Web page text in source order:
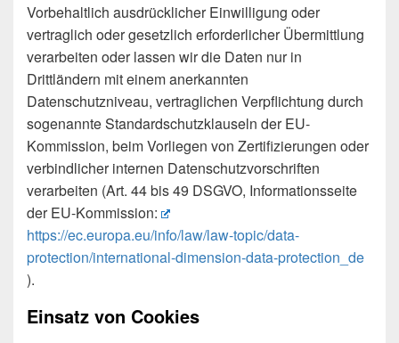
Vorbehaltlich ausdrücklicher Einwilligung oder
vertraglich oder gesetzlich erforderlicher Übermittlung
verarbeiten oder lassen wir die Daten nur in
Drittländern mit einem anerkannten
Datenschutzniveau, vertraglichen Verpflichtung durch
sogenannte Standardschutzklauseln der EU-
Kommission, beim Vorliegen von Zertifizierungen oder
verbindlicher internen Datenschutzvorschriften
verarbeiten (Art. 44 bis 49 DSGVO, Informationsseite
der EU-Kommission:
https://ec.europa.eu/info/law/law-topic/data-
protection/international-dimension-data-protection_de
).
Einsatz von Cookies